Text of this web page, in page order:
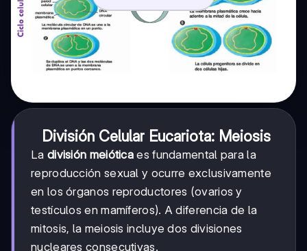
División Celular Eucariota: Meiosis
La división meiótica es fundamental para la
reproducción sexual y ocurre exclusivamente
en los órganos reproductores (ovarios y
testículos en mamíferos). A diferencia de la
mitosis, la meiosis incluye dos divisiones
nucleares consecutivas.